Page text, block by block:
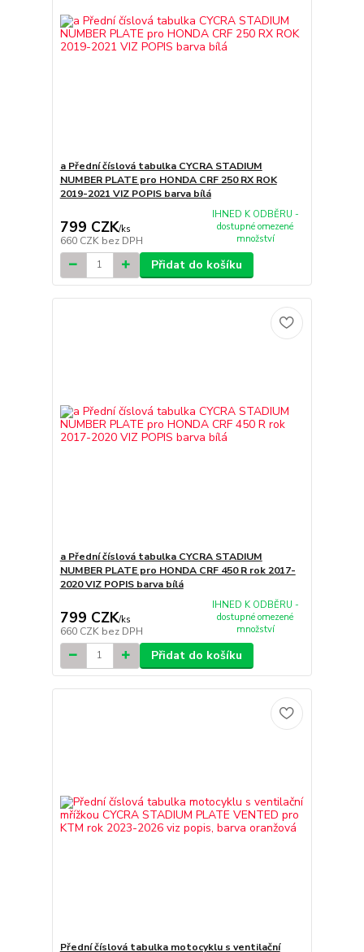
a Přední číslová tabulka CYCRA STADIUM
NUMBER PLATE pro HONDA CRF 250 RX ROK
2019-2021 VIZ POPIS barva bílá
799 CZK/ks
660 CZK bez DPH
IHNED K ODBĚRU -
dostupné omezené
množství
Přidat do košíku
a Přední číslová tabulka CYCRA STADIUM
NUMBER PLATE pro HONDA CRF 450 R rok 2017-
2020 VIZ POPIS barva bílá
799 CZK/ks
660 CZK bez DPH
IHNED K ODBĚRU -
dostupné omezené
množství
Přidat do košíku
Přední číslová tabulka motocyklu s ventilační